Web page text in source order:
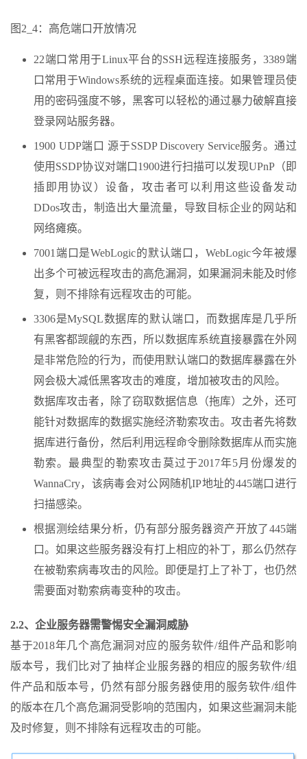
图2_4：高危端口开放情况
22端口常用于Linux平台的SSH远程连接服务，3389端
口常用于Windows系统的远程桌面连接。如果管理员使
用的密码强度不够，黑客可以轻松的通过暴力破解直接
登录网站服务器。
1900 UDP端口 源于SSDP Discovery Service服务。通过
使用SSDP协议对端口1900进行扫描可以发现UPnP（即
插即用协议）设备，攻击者可以利用这些设备发动
DDos攻击，制造出大量流量，导致目标企业的网站和
网络瘫痪。
7001端口是WebLogic的默认端口，WebLogic今年被爆
出多个可被远程攻击的高危漏洞，如果漏洞未能及时修
复，则不排除有远程攻击的可能。
3306是MySQL数据库的默认端口，而数据库是几乎所
有黑客都觊觎的东西，所以数据库系统直接暴露在外网
是非常危险的行为，而使用默认端口的数据库暴露在外
网会极大减低黑客攻击的难度，增加被攻击的风险。
数据库攻击者，除了窃取数据信息（拖库）之外，还可
能针对数据库的数据实施经济勒索攻击。攻击者先将数
据库进行备份，然后利用远程命令删除数据库从而实施
勒索。最典型的勒索攻击莫过于2017年5月份爆发的
WannaCry，该病毒会对公网随机IP地址的445端口进行
扫描感染。
根据测绘结果分析，仍有部分服务器资产开放了445端
口。如果这些服务器没有打上相应的补丁，那么仍然存
在被勒索病毒攻击的风险。即便是打上了补丁，也仍然
需要面对勒索病毒变种的攻击。
2.2、企业服务器需警惕安全漏洞威胁
基于2018年几个高危漏洞对应的服务软件/组件产品和影响
版本号，我们比对了抽样企业服务器的相应的服务软件/组
件产品和版本号，仍然有部分服务器使用的服务软件/组件
的版本在几个高危漏洞受影响的范围内，如果这些漏洞未能
及时修复，则不排除有远程攻击的可能。